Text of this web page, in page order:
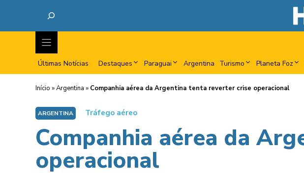
Últimas Notícias Destaques Paraguai Argentina Turismo Planeta Foz
Início »Argentina » Companhia aérea da Argentina tenta reverter crise operacional
ARGENTINA Tráfego aéreo
Companhia aérea da
operacional